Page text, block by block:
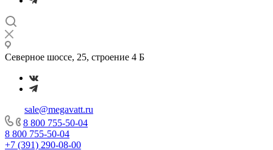
Северное шоссе, 25, строение 4 Б
sale@megavatt.ru
8 800 755-50-04
8 800 755-50-04
+7 (391) 290-08-00